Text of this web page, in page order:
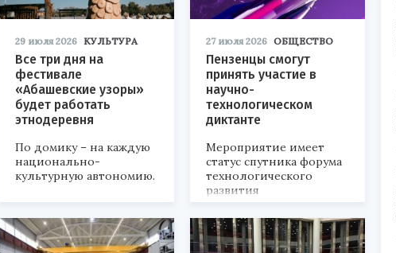
29 июля 2026 КУЛЬТУРА
Все три дня на
фестивале
«Абашевские узоры»
будет работать
этнодеревня
По домику – на каждую
национально-
культурную автономию.
27 июля 2026 ОБЩЕСТВО
Пензенцы смогут
принять участие в
научно-
технологическом
диктанте
Мероприятие имеет
статус спутника форума
технологического
развития
«Технопром-2026».